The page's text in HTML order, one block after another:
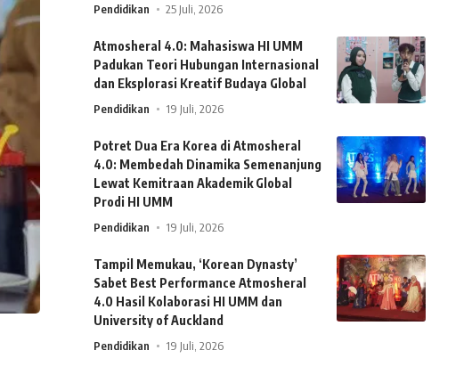
Pendidikan 25 Juli, 2026
Atmosheral 4.0: Mahasiswa HI UMM
Padukan Teori Hubungan Internasional
dan Eksplorasi Kreatif Budaya Global
Pendidikan 19 Juli, 2026
Potret Dua Era Korea di Atmosheral
4.0: Membedah Dinamika Semenanjung
Lewat Kemitraan Akademik Global
Prodi HI UMM
Pendidikan 19 Juli, 2026
Tampil Memukau, ‘Korean Dynasty’
Sabet Best Performance Atmosheral
4.0 Hasil Kolaborasi HI UMM dan
University of Auckland
Pendidikan 19 Juli, 2026